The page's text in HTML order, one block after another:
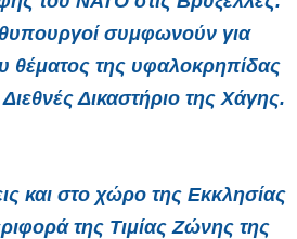
συμφωνούν για
θέματος της υφαλοκρηπίδας
Δικαστήριο της Χάγης.
και στο χώρο της Εκκλησίας
της Τιμίας Ζώνης της